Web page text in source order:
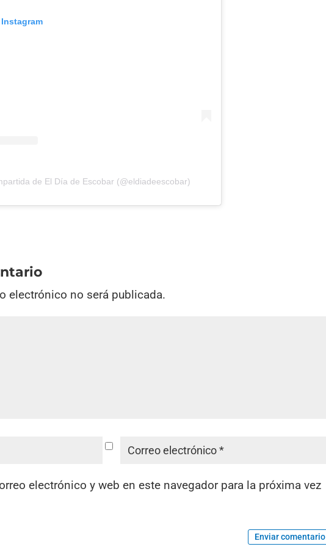
de El Día de Escobar (@eldiadeescobar)
electrónico no será publicada.
electrónico y web en este navegador para la próxima vez
Enviar comentario